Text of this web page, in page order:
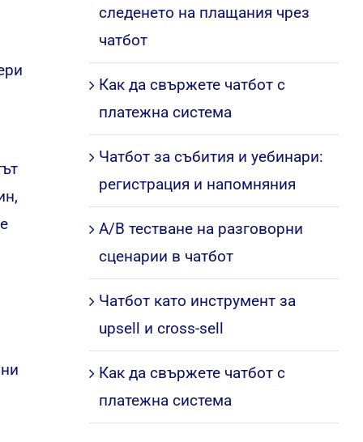
следенето на плащания чрез
чатбот
Как да свържете чатбот с
платежна система
Чатбот за събития и уебинари:
регистрация и напомняния
A/B тестване на разговорни
сценарии в чатбот
Чатбот като инструмент за
upsell и cross-sell
Как да свържете чатбот с
платежна система